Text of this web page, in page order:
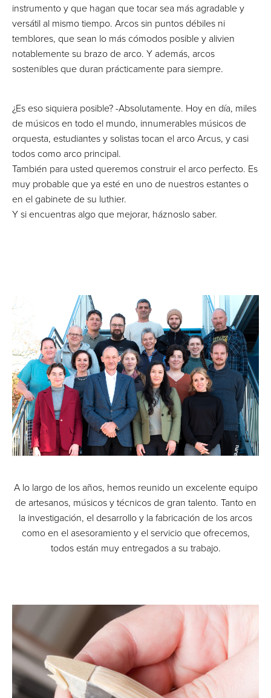
instrumento y que hagan que tocar sea más agradable y
versátil al mismo tiempo. Arcos sin puntos débiles ni
temblores, que sean lo más cómodos posible y alivien
notablemente su brazo de arco. Y además, arcos
sostenibles que duran prácticamente para siempre.
¿Es eso siquiera posible? -Absolutamente. Hoy en día, miles
de músicos en todo el mundo, innumerables músicos de
orquesta, estudiantes y solistas tocan el arco Arcus, y casi
todos como arco principal.
También para usted queremos construir el arco perfecto. Es
muy probable que ya esté en uno de nuestros estantes o
en el gabinete de su luthier.
Y si encuentras algo que mejorar, háznoslo saber.
A lo largo de los años, hemos reunido un excelente equipo
de artesanos, músicos y técnicos de gran talento. Tanto en
la investigación, el desarrollo y la fabricación de los arcos
como en el asesoramiento y el servicio que ofrecemos,
todos están muy entregados a su trabajo.